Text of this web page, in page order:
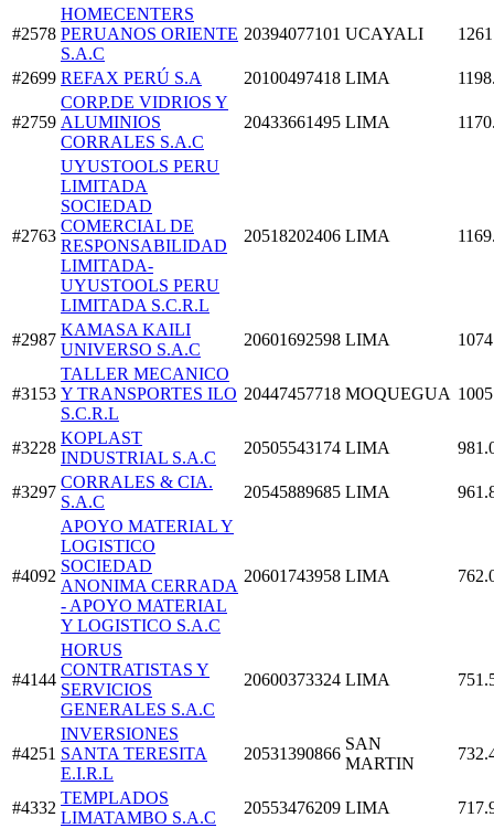
#2578
HOMECENTERS
PERUANOS ORIENTE
S.A.C
20394077101 UCAYALI
#2699 REFAX PERÚ S.A 20100497418 LIMA
#2759
CORP.DE VIDRIOS Y
ALUMINIOS
CORRALES S.A.C
20433661495 LIMA
#2763
UYUSTOOLS PERU
LIMITADA
SOCIEDAD
COMERCIAL DE
RESPONSABILIDAD
LIMITADA-
UYUSTOOLS PERU
LIMITADA S.C.R.L
20518202406 LIMA
#2987
KAMASA KAILI
UNIVERSO S.A.C
20601692598 LIMA
#3153
TALLER MECANICO
Y TRANSPORTES ILO
S.C.R.L
20447457718 MOQUEGUA
#3228
KOPLAST
INDUSTRIAL S.A.C
20505543174 LIMA
#3297
CORRALES & CIA.
S.A.C
20545889685 LIMA
#4092
APOYO MATERIAL Y
LOGISTICO
SOCIEDAD
ANONIMA CERRADA
- APOYO MATERIAL
Y LOGISTICO S.A.C
20601743958 LIMA
#4144
HORUS
CONTRATISTAS Y
SERVICIOS
GENERALES S.A.C
20600373324 LIMA
#4251
INVERSIONES
SANTA TERESITA
E.I.R.L
20531390866
SAN
MARTIN
#4332
TEMPLADOS
LIMATAMBO S.A.C
20553476209 LIMA